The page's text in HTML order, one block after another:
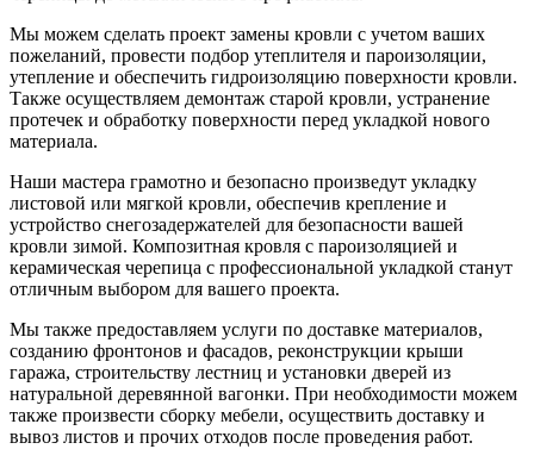
Мы можем сделать проект замены кровли с учетом ваших
пожеланий, провести подбор утеплителя и пароизоляции,
утепление и обеспечить гидроизоляцию поверхности кровли.
Также осуществляем демонтаж старой кровли, устранение
протечек и обработку поверхности перед укладкой нового
материала.
Наши мастера грамотно и безопасно произведут укладку
листовой или мягкой кровли, обеспечив крепление и
устройство снегозадержателей для безопасности вашей
кровли зимой. Композитная кровля с пароизоляцией и
керамическая черепица с профессиональной укладкой станут
отличным выбором для вашего проекта.
Мы также предоставляем услуги по доставке материалов,
созданию фронтонов и фасадов, реконструкции крыши
гаража, строительству лестниц и установки дверей из
натуральной деревянной вагонки. При необходимости можем
также произвести сборку мебели, осуществить доставку и
вывоз листов и прочих отходов после проведения работ.